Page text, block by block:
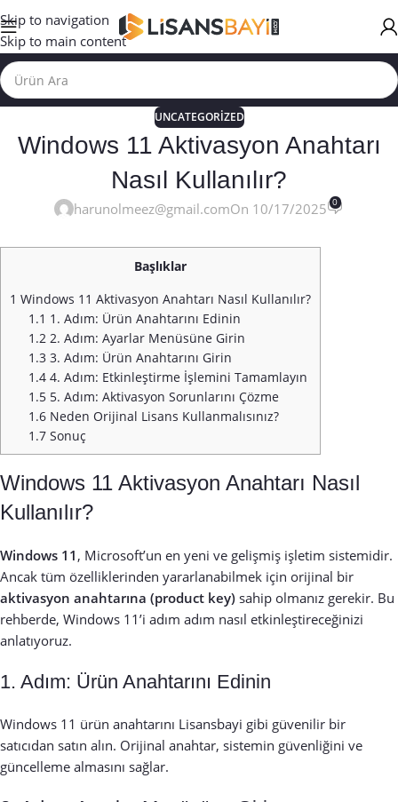
Skip to navigation
Skip to main content
UNCATEGORIZED
Windows 11 Aktivasyon Anahtarı
Nasıl Kullanılır?
harunolmeez@gmail.comOn 10/17/2025 0
Başlıklar
1 Windows 11 Aktivasyon Anahtarı Nasıl Kullanılır?
1.1 1. Adım: Ürün Anahtarını Edinin
1.2 2. Adım: Ayarlar Menüsüne Girin
1.3 3. Adım: Ürün Anahtarını Girin
1.4 4. Adım: Etkinleştirme İşlemini Tamamlayın
1.5 5. Adım: Aktivasyon Sorunlarını Çözme
1.6 Neden Orijinal Lisans Kullanmalısınız?
1.7 Sonuç
Windows 11 Aktivasyon Anahtarı Nasıl
Kullanılır?
Windows 11 , Microsoft’un en yeni ve gelişmiş işletim sistemidir.
Ancak tüm özelliklerinden yararlanabilmek için orijinal bir
aktivasyon anahtarına (product key) sahip olmanız gerekir. Bu
rehberde, Windows 11’i adım adım nasıl etkinleştireceğinizi
anlatıyoruz.
1. Adım: Ürün Anahtarını Edinin
Windows 11 ürün anahtarını Lisansbayi gibi güvenilir bir
satıcıdan satın alın. Orijinal anahtar, sistemin güvenliğini ve
güncelleme almasını sağlar.